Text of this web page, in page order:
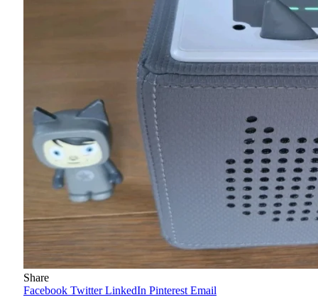
Share
Facebook Twitter LinkedIn Pinterest Email